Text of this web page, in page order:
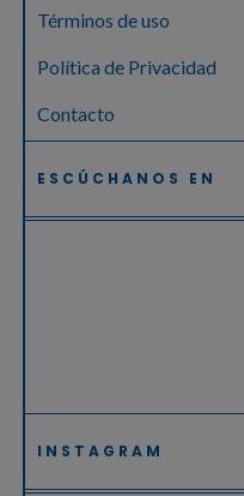
Términos de uso
Política de Privacidad
Contacto
ESCÚCHANOS EN
INSTAGRAM